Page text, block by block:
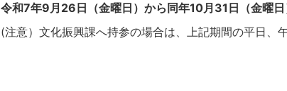
令和7年9月26日（金曜日）から同年10月31日（金曜
(注意）文化振興課へ持参の場合は、上記期間の平日、